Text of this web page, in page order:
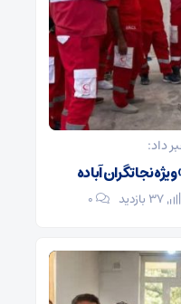
داد:
نجاتگران آباده
۰